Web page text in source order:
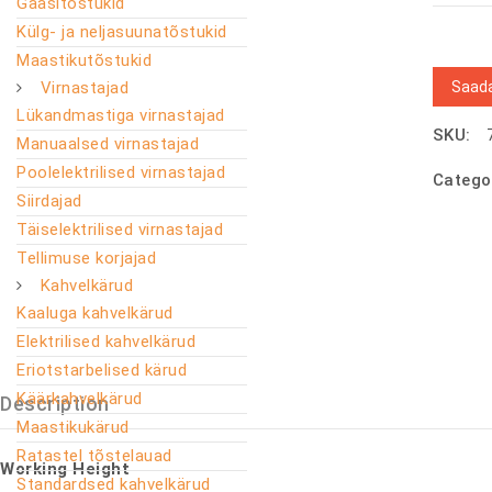
Külg- ja neljasuunatõstukid
Maastikutõstukid
Virnastajad
Lükandmastiga virnastajad
Manuaalsed virnastajad
Poolelektrilised virnastajad
Siirdajad
Täiselektrilised virnastajad
Tellimuse korjajad
Kahvelkärud
Kaaluga kahvelkärud
Elektrilised kahvelkärud
Eriotstarbelised kärud
Käärkahvelkärud
Maastikukärud
Ratastel tõstelauad
Standardsed kahvelkärud
SKU:
Description
Working Height